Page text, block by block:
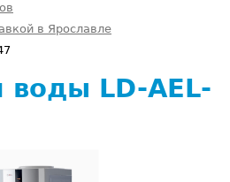
в Ярославле
LD-AEL-